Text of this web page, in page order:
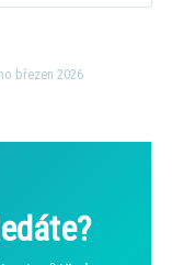
březen 2026